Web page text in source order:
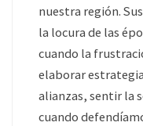
nuestra región.
la locura de las
cuando la
elaborar
alianzas, sentir la
cuando